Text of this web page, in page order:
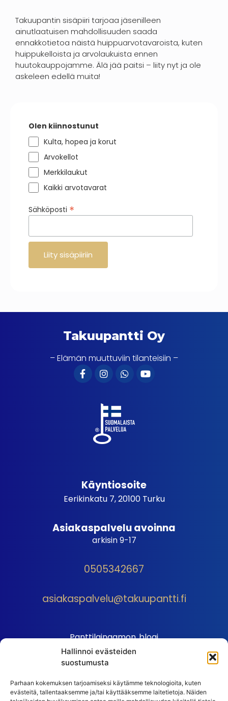
Hallinnoi evästeiden
suostumusta
Parhaan kokemuksen tarjoamiseksi käytämme teknologioita, kuten
evästeitä, tallentaaksemme ja/tai käyttääksemme laitetietoja. Näiden
Takuupantin sisäpiiri tarjoaa jäsenilleen
ainutlaatuisen mahdollisuuden saada
ennakkotietoa näistä huippuarvotavaroista, kuten
huippukelloista ja arvolaukuista ennen
huutokauppojamme. Älä jää paitsi – liity nyt ja ole
askeleen edellä muita!
Olen kiinnostunut
Kulta, hopea ja korut
Arvokellot
Merkkilaukut
Kaikki arvotavarat
Sähköposti *
Takuupantti Oy
– Elämän muuttuviin tilanteisiin –
Käyntiosoite
Eerikinkatu 7, 20100 Turku
Asiakaspalvelu avoinna
arkisin 9-17
0505342667
asiakaspalvelu@takuupantti.fi
Panttilainaamon blogi
Palveluhinnasto
Sopimusehdot
Autopantin sopimusehdot